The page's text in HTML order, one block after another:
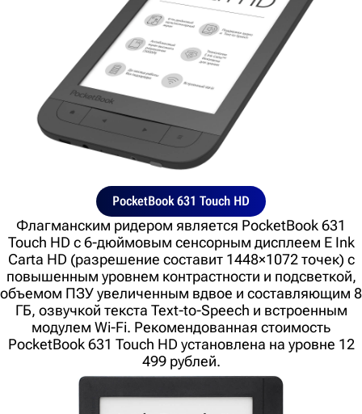
PocketBook 631 Touch HD
Флагманским ридером является PocketBook 631
Touch HD с 6-дюймовым сенсорным дисплеем E Ink
Carta HD (разрешение составит 1448×1072 точек) с
повышенным уровнем контрастности и подсветкой,
объемом ПЗУ увеличенным вдвое и составляющим 8
ГБ, озвучкой текста Text-to-Speech и встроенным
модулем Wi-Fi. Рекомендованная стоимость
PocketBook 631 Touch HD установлена на уровне 12
499 рублей.